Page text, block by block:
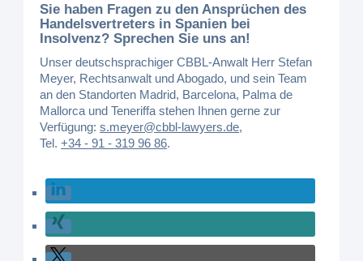
Sie haben Fragen zu den Ansprüchen des
Handelsvertreters in Spanien bei
Insolvenz? Sprechen Sie uns an!
Unser deutschsprachiger CBBL-Anwalt Herr Stefan
Meyer, Rechtsanwalt und Abogado, und sein Team
an den Standorten Madrid, Barcelona, Palma de
Mallorca und Teneriffa stehen Ihnen gerne zur
Verfügung:s.meyer@cbbl-lawyers.de,
Tel.+34 - 91 - 319 96 86.